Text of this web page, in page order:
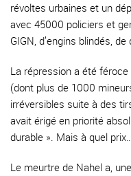
révoltes urbaines et un
avec 45000 policiers et
GIGN, d’engins blindés,
La répression a été
(dont plus de 1000
irréversibles suite à des
avait érigé en priorité
durable ». Mais à quel
Le meurtre de Nahel a,